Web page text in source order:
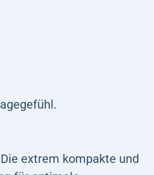
extrem kompakte und